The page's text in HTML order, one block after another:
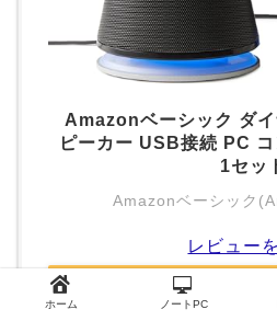
Amazonベーシック ダ
ピーカー USB接続 PC
1セッ
Amazonベーシック
レビュー
Amazonか
ホーム ノートPC